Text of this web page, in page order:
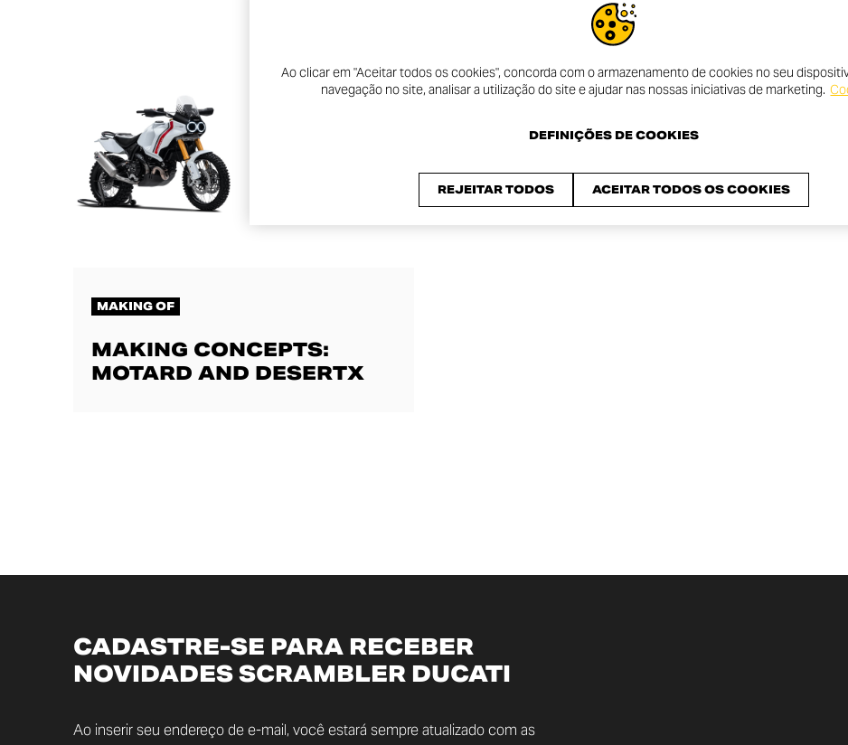
MAKING OF
MAKING CONCEPTS:
MOTARD AND DESERTX
CADASTRE-SE PARA RECEBER
NOVIDADES SCRAMBLER DUCATI
Ao inserir seu endereço de e-mail, você estará sempre atualizado com as
Ao clicar em "Aceitar todos os cookies", concorda com o armazenamento de cookies no seu
navegação no site, analisar a utilização do site e ajudar nas nossas iniciativas de marketing.
REJEITAR TODOS ACEITAR TODOS OS COOKIES
DEFINIÇÕES DE COOKIES